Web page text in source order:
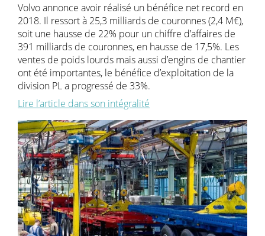
Volvo annonce avoir réalisé un bénéfice net record en
2018. Il ressort à 25,3 milliards de couronnes (2,4 M€),
soit une hausse de 22% pour un chiffre d’affaires de
391 milliards de couronnes, en hausse de 17,5%. Les
ventes de poids lourds mais aussi d’engins de chantier
ont été importantes, le bénéfice d’exploitation de la
division PL a progressé de 33%.
Lire l’article dans son intégralité